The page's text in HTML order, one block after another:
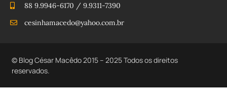
88 9.9946-6170 / 9.9311-7390
cesinhamacedo@yahoo.com.br
© Blog César Macêdo 2015 – 2025 Todos os direitos
reservados.